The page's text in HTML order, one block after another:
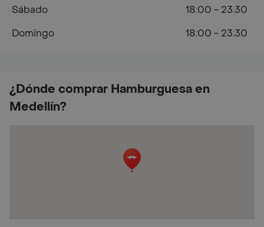
¿Dónde comprar Hamburguesa en
Medellín?
Sábado
18:00 - 23:30
Domingo
18:00 - 23:30